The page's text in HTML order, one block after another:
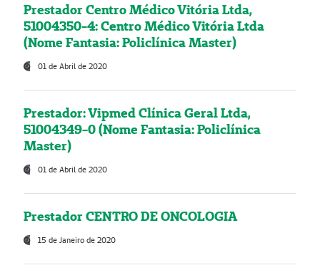
Prestador Centro Médico Vitória Ltda,
51004350-4: Centro Médico Vitória Ltda
(Nome Fantasia: Policlínica Master)
01 de Abril de 2020
Prestador: Vipmed Clínica Geral Ltda,
51004349-0 (Nome Fantasia: Policlínica
Master)
01 de Abril de 2020
Prestador CENTRO DE ONCOLOGIA
15 de Janeiro de 2020